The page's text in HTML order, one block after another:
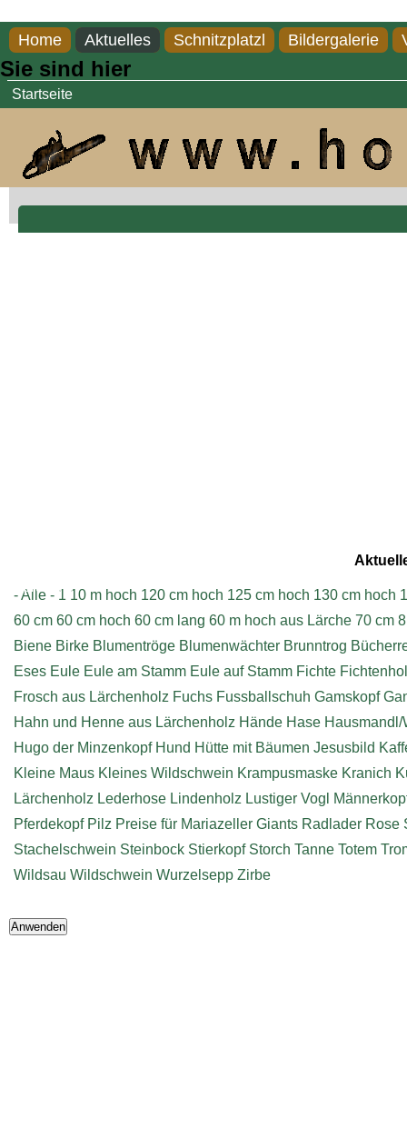
Home Aktuelles Schnitzplatzl Bildergalerie
Sie sind hier
Startseite
- Alle - 1 10 m hoch 120 cm hoch 125 cm hoch 130 cm hoch
60 cm 60 cm hoch 60 cm lang 60 m hoch aus Lärche 70 cm
Biene Birke Blumentröge Blumenwächter Brunntrog
Eses Eule Eule am Stamm Eule auf Stamm Fichte
Frosch aus Lärchenholz Fuchs Fussballschuh Gamskopf
Hahn und Henne aus Lärchenholz Hände Hase Hausmandl/
Hugo der Minzenkopf Hund Hütte mit Bäumen Jesusbild
Kleine Maus Kleines Wildschwein Krampusmaske Kranich
Lärchenholz Lederhose Lindenholz Lustiger Vogl
Pferdekopf Pilz Preise für Mariazeller Giants Radlader Rose
Stachelschwein Steinbock Stierkopf Storch Tanne Totem
Wildsau Wildschwein Wurzelsepp Zirbe
Impressum